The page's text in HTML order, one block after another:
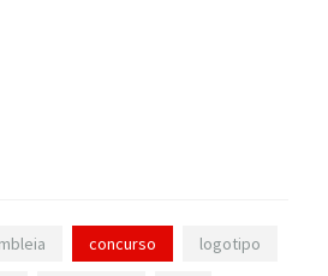
concurso logotipo